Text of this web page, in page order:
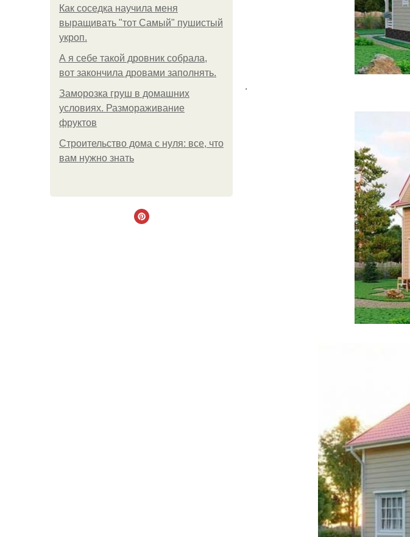
Как соседка научила меня
выращивать "тот Самый" пушистый
укроп.
А я себе такой дровник собрала,
вот закончила дровами заполнять.
Заморозка груш в домашних
условиях. Размораживание
фруктов
Строительство дома с нуля: все, что
вам нужно знать
.